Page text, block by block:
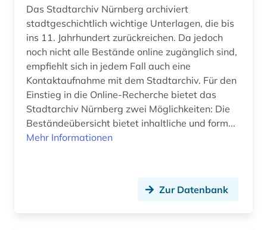
datenmanagement (2)
datensammlung (1)
ddr (4)
ddr&gt (1)
deckenmalerei (1)
demographie (1)
denkmal (1)
Das Stadtarchiv Nürnberg archiviert
stadtgeschichtlich wichtige Unterlagen, die bis
ins 11. Jahrhundert zurückreichen. Da jedoch
noch nicht alle Bestände online zugänglich sind,
empfiehlt sich in jedem Fall auch eine
Kontaktaufnahme mit dem Stadtarchiv. Für den
Einstieg in die Online-Recherche bietet das
Stadtarchiv Nürnberg zwei Möglichkeiten: Die
Beständeübersicht bietet inhaltliche und form...
Mehr Informationen
Zur Datenbank